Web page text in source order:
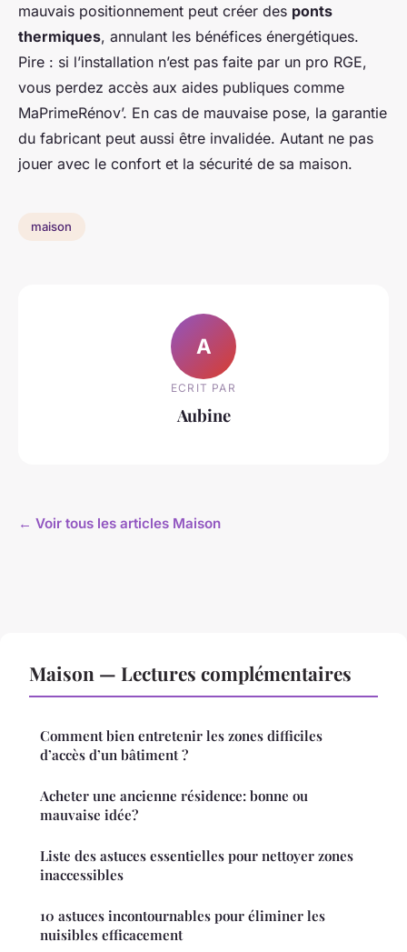
mauvais positionnement peut créer des ponts
thermiques, annulant les bénéfices énergétiques.
Pire : si l’installation n’est pas faite par un pro RGE,
vous perdez accès aux aides publiques comme
MaPrimeRénov’. En cas de mauvaise pose, la garantie
du fabricant peut aussi être invalidée. Autant ne pas
jouer avec le confort et la sécurité de sa maison.
maison
A
ECRIT PAR
Aubine
← Voir tous les articles Maison
Maison — Lectures complémentaires
Comment bien entretenir les zones difficiles
d’accès d’un bâtiment ?
Acheter une ancienne résidence: bonne ou
mauvaise idée?
Liste des astuces essentielles pour nettoyer zones
inaccessibles
10 astuces incontournables pour éliminer les
nuisibles efficacement